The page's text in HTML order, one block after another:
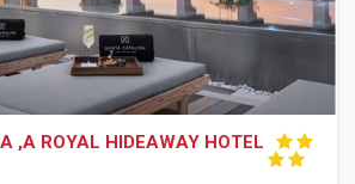
,A ROYAL HIDEAWAY HOTEL